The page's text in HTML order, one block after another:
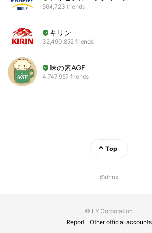
564,723 friends
キリン
32,490,852 friends
味の素AGF
4,747,957 friends
Top
@drinx
© LY Corporation
Report
Other official accounts